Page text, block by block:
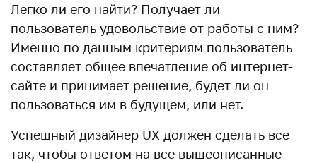
Легко ли его найти? Получает ли
пользователь удовольствие от работы с ним?
Именно по данным критериям пользователь
составляет общее впечатление об интернет-
сайте и принимает решение, будет ли он
пользоваться им в будущем, или нет.
Успешный дизайнер UX должен сделать все
так, чтобы ответом на все вышеописанные